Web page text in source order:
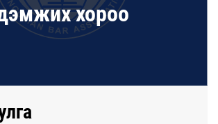
хороо